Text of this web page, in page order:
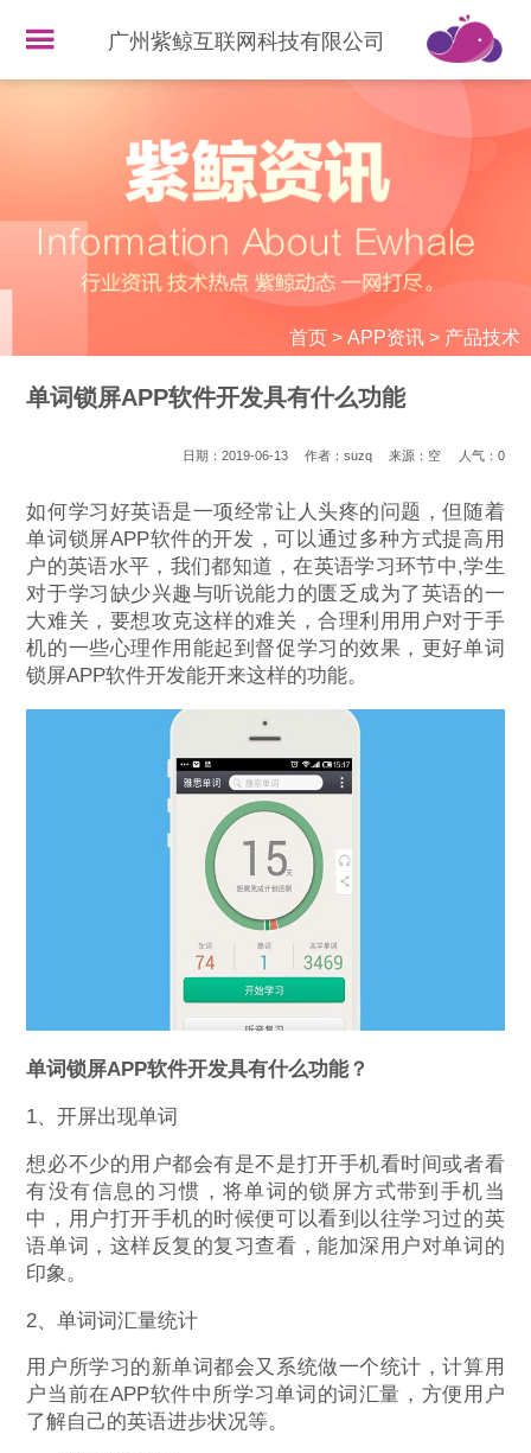
广州紫鲸互联网科技有限公司
首页> APP资讯> 产品技术
单词锁屏APP软件开发具有什么功能
日期：2019-06-13 作者：suzq 来源：空 人气： 0
如何学习好英语是一项经常让人头疼的问题，但随着
单词锁屏APP软件的开发，可以通过多种方式提高用
户的英语水平，我们都知道，在英语学习环节中,学生
对于学习缺少兴趣与听说能力的匮乏成为了英语的一
大难关，要想攻克这样的难关，合理利用用户对于手
机的一些心理作用能起到督促学习的效果，更好单词
锁屏APP软件开发能开来这样的功能。
单词锁屏APP软件开发具有什么功能？
1、开屏出现单词
想必不少的用户都会有是不是打开手机看时间或者看
有没有信息的习惯，将单词的锁屏方式带到手机当
中，用户打开手机的时候便可以看到以往学习过的英
语单词，这样反复的复习查看，能加深用户对单词的
印象。
2、单词词汇量统计
用户所学习的新单词都会又系统做一个统计，计算用
户当前在APP软件中所学习单词的词汇量，方便用户
了解自己的英语进步状况等。